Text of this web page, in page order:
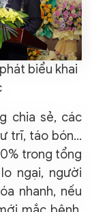
biểu khai
chia sẻ, các
trĩ, táo bón…
trong tổng
ngại, người
nhanh, nếu